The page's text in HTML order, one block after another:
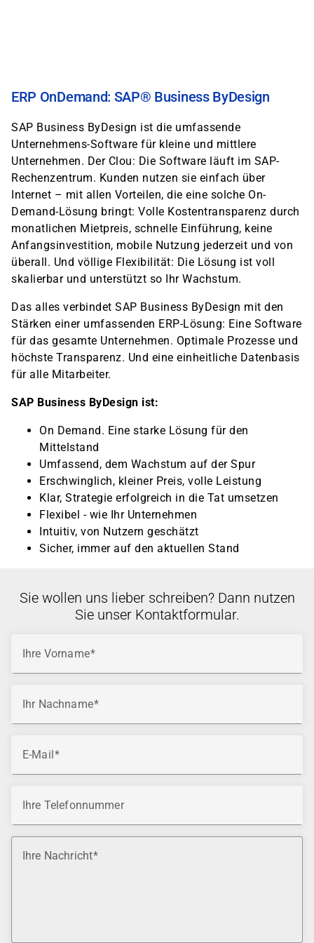
ERP OnDemand: SAP® Business ByDesign
SAP Business ByDesign ist die umfassende
Unternehmens-Software für kleine und mittlere
Unternehmen. Der Clou: Die Software läuft im SAP-
Rechenzentrum. Kunden nutzen sie einfach über
Internet – mit allen Vorteilen, die eine solche On-
Demand-Lösung bringt: Volle Kostentransparenz durch
monatlichen Mietpreis, schnelle Einführung, keine
Anfangsinvestition, mobile Nutzung jederzeit und von
überall. Und völlige Flexibilität: Die Lösung ist voll
skalierbar und unterstützt so Ihr Wachstum.
Das alles verbindet SAP Business ByDesign mit den
Stärken einer umfassenden ERP-Lösung: Eine Software
für das gesamte Unternehmen. Optimale Prozesse und
höchste Transparenz. Und eine einheitliche Datenbasis
für alle Mitarbeiter.
SAP Business ByDesign ist:
On Demand. Eine starke Lösung für den
Mittelstand
Umfassend, dem Wachstum auf der Spur
Erschwinglich, kleiner Preis, volle Leistung
Klar, Strategie erfolgreich in die Tat umsetzen
Flexibel - wie Ihr Unternehmen
Intuitiv, von Nutzern geschätzt
Sicher, immer auf den aktuellen Stand
Sie wollen uns lieber schreiben? Dann nutzen
Sie unser Kontaktformular.
Ihre Vorname
Ihr Nachname
E-Mail
Ihre Telefonnummer
Ihre Nachricht